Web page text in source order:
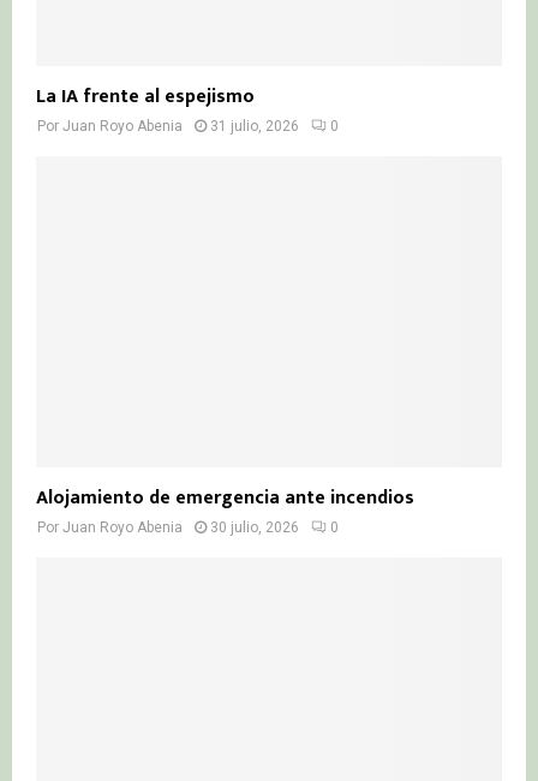
La IA frente al espejismo
Por Juan Royo Abenia 31 julio, 2026 0
Alojamiento de emergencia ante incendios
Por Juan Royo Abenia 30 julio, 2026 0